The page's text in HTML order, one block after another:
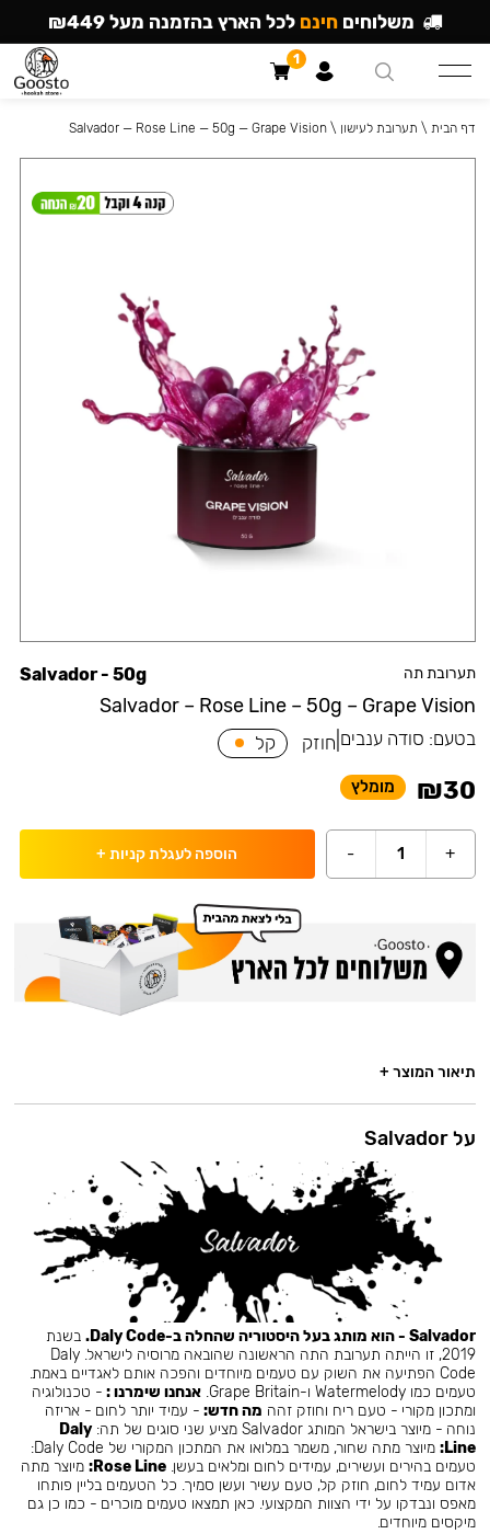
תערובת תה
Salvador – Rose Line – 50g – Grape Vision
Salvador - 50g
בטעם: סודה ענבים חוזק קל
₪30 מומלץ
+
1
- הוספה לעגלת קניות +
דף הבית \ תערובת לעישון \
Salvador — Rose Line — 50g — Grape Vision
תיאור המוצר +
על Salvador
Salvador - הוא מותג בעל היסטוריה שהחלה ב-Daly Code.
בשנת
2019, זו הייתה תערובת התה הראשונה שהובאה מרוסיה לישראל. Daly
Code הפתיעה את השוק עם טעמים מיוחדים והפכה אותם לאגדיים באמת.
טעמים כמו Watermelody ו-Grape Britain.
אנחנו שימרנו : - טכנולוגיה
ומתכון מקורי - טעם ריח וחוזק זהה מה חדש: - עמיד יותר לחום - אריזה
נוחה - מיוצר בישראל המותג Salvador מציע שני סוגים של תה:
Daly
Line:
מיוצר מתה שחור, משמר במלואו את המתכון המקורי של Daly Code:
טעמים בהירים ועשירים, עמידים לחום ומלאים בעשן.Rose Line: מיוצר מתה
אדום עמיד לחום, חוזק קל, טעם עשיר ועשן סמיך. כל הטעמים בליין פותחו
מאפס ונבדקו על ידי הצוות המקצועי. כאן תמצאו טעמים מוכרים - כמו כן גם
מיקסים מיוחדים.
משלוחים חינם לכל הארץ בהזמנה מעל ₪449
1